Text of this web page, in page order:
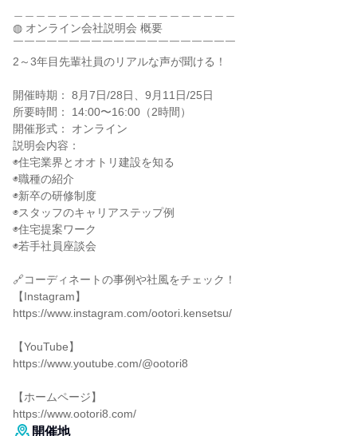
◍ オンライン会社説明会 概要
￣￣￣￣￣￣￣￣￣￣￣￣￣￣￣￣￣￣￣￣
2～3年目先輩社員のリアルな声が聞ける！
開催時期： 8月7日/28日、9月11日/25日
所要時間： 14:00〜16:00（2時間）
開催形式： オンライン
説明会内容：
◉住宅業界とオオトリ建設を知る
◉職種の紹介
◉新卒の研修制度
◉スタッフのキャリアステップ例
◉住宅提案ワーク
◉若手社員座談会
🔗コーディネートの事例や社風をチェック！
【Instagram】
https://www.instagram.com/ootori.kensetsu/
【YouTube】
https://www.youtube.com/@ootori8
【ホームページ】
https://www.ootori8.com/
開催地